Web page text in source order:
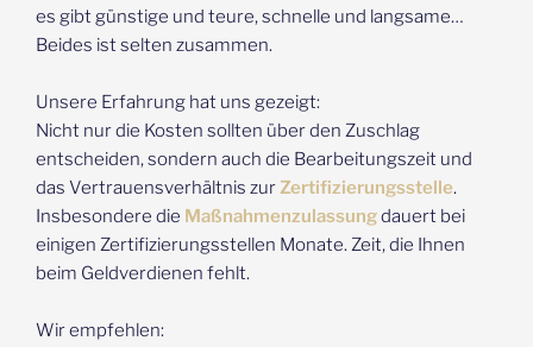
es gibt günstige und teure, schnelle und langsame…
Beides ist selten zusammen.
Unsere Erfahrung hat uns gezeigt:
Nicht nur die Kosten sollten über den Zuschlag
entscheiden, sondern auch die Bearbeitungszeit und
das Vertrauensverhältnis zurZertifizierungsstelle.
Insbesondere die Maßnahmenzulassungdauert bei
einigen Zertifizierungsstellen Monate. Zeit, die Ihnen
beim Geldverdienen fehlt.
Wir empfehlen: